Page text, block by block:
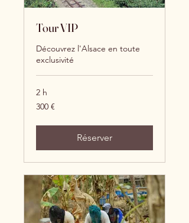
Tour VIP
Découvrez l'Alsace en toute
exclusivité
2 h
300
euros
300 €
Réserver